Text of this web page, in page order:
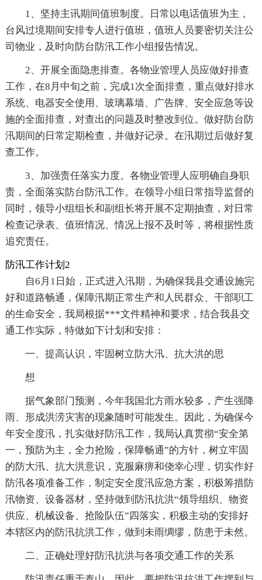
1、坚持主讯期间值班制度。日常以电话值班为主，
台风过境期间安排专人进行值班，值班人员要密切关注公
司物业，及时向防台防汛工作小组报告情况。
2、开展全面隐患排查。各物业管理人员应做好排查
工作，在8月中旬之前，完成1次全面排查，重点做好排水
系统、电器安全使用、玻璃幕墙、广告牌、安全应急等设
施的全面排查，对查出的问题及时整改到位。做好防台防
汛期间的日常定期检查，并做好记录。在汛期过后做好复
查工作。
3、加强责任落实力度。各物业管理人应明确自身职
责，全面落实防台防汛工作。在领导小组日常指导监督的
同时，领导小组组长和副组长将开展不定期抽查，对日常
检查记录表、值班情况、情况上报不及时等，将根据性质
追究责任。
防汛工作计划2
自6月1日始，正式进入汛期，为确保我县交通设施完
好和道路畅通，保障汛期正常生产和人民群众、干部职工
的生命安全，我局根据***文件精神和要求，结合我县交
通工作实际，特做如下计划和安排：
一、提高认识，牢固树立防大汛、抗大洪的思
想
据气象部门预测，今年我国北方雨水较多，产生强降
雨、形成洪涝灾害的现象随时可能发生。因此，为确保今
年安全度汛，扎实做好防汛工作，我局认真贯彻“安全第
一，预防为主，全力抢险，保障畅通”的方针，树立牢固
的防大汛、抗大洪意识，克服麻痹和侥幸心理，切实作好
防汛各项准备工作，制定安全度汛应急方案，积极筹措防
汛物资、设备器材，坚持做到防汛抗洪“领导组织、物资
供应、机械设备、抢险队伍”四落实，积极主动的安排好
本辖区内的防汛抗洪工作，做到未雨绸缪，防患于未然。
二、正确处理好防汛抗洪与各项交通工作的关系